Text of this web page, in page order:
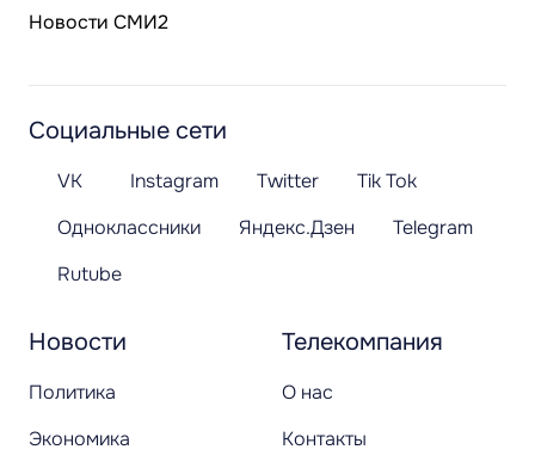
Новости СМИ2
Новости
Политика
Экономика
Телекомпания
О нас
Контакты
Социальные сети
VK Instagram Twitter
Tik Tok
Одноклассники
Яндекс.Дзен
Telegram
Rutube